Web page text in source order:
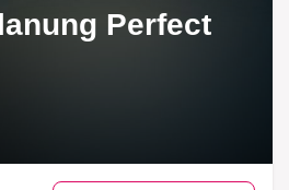
Perfect